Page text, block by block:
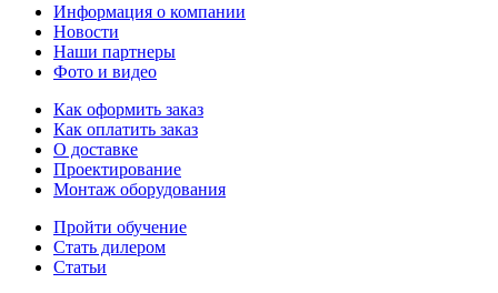
Информация о компании
Новости
Наши партнеры
Фото и видео
Как оформить заказ
Как оплатить заказ
О доставке
Проектирование
Монтаж оборудования
Пройти обучение
Стать дилером
Статьи